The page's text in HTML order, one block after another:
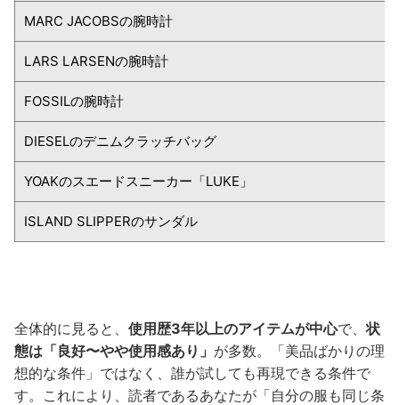
MARC JACOBSの腕時計
LARS LARSENの腕時計
FOSSILの腕時計
DIESELのデニムクラッチバッグ
YOAKのスエードスニーカー「LUKE」
ISLAND SLIPPERのサンダル
全体的に見ると、 使用歴3年以上のアイテムが中心で、状
態は「良好〜やや使用感あり」 が多数。「美品ばかりの理
想的な条件」ではなく、誰が試しても再現できる条件で
す。これにより、読者であるあなたが「自分の服も同じ条